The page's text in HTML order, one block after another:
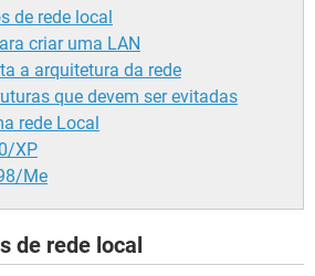
de rede local
criar uma LAN
a arquitetura da rede
que devem ser evitadas
rede Local
XP
Me
de rede local